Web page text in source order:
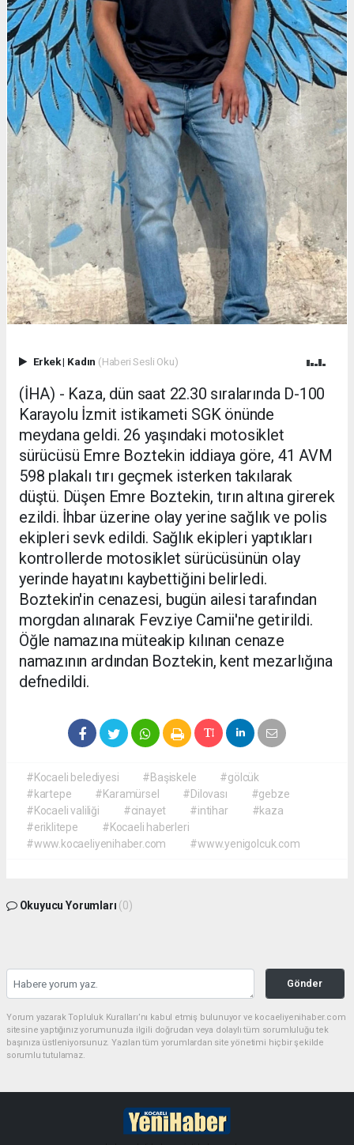
Erkek| Kadın (Haberi Sesli Oku)
(İHA) - Kaza, dün saat 22.30 sıralarında D-100
Karayolu İzmit istikameti SGK önünde
meydana geldi. 26 yaşındaki motosiklet
sürücüsü Emre Boztekin iddiaya göre, 41 AVM
598 plakalı tırı geçmek isterken takılarak
düştü. Düşen Emre Boztekin, tırın altına girerek
ezildi. İhbar üzerine olay yerine sağlık ve polis
ekipleri sevk edildi. Sağlık ekipleri yaptıkları
kontrollerde motosiklet sürücüsünün olay
yerinde hayatını kaybettiğini belirledi.
Boztekin'in cenazesi, bugün ailesi tarafından
morgdan alınarak Fevziye Camii'ne getirildi.
Öğle namazına müteakip kılınan cenaze
namazının ardından Boztekin, kent mezarlığına
defnedildi.
#Kocaeli belediyesi #Başiskele
#gölcük
#kartepe
#Karamürsel #Dilovası
#gebze
#Kocaeli valiliği
#cinayet #intihar
#kaza
#eriklitepe
#Kocaeli haberleri
#www.kocaeliyenihaber.com
#www.yenigolcuk.com
Okuyucu Yorumları (0)
Gönder
Yorum yazarak Topluluk Kuralları’nı kabul etmiş bulunuyor ve kocaeliyenihaber.com
sitesine yaptığınız yorumunuzla ilgili doğrudan veya dolaylı tüm sorumluluğu tek
başınıza üstleniyorsunuz. Yazılan tüm yorumlardan site yönetimi hiçbir şekilde
sorumlu tutulamaz.